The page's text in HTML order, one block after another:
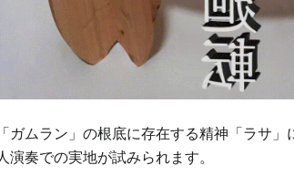
ガムラン」の根底に存在する精神「ラサ」
演奏での実地が試みられます。